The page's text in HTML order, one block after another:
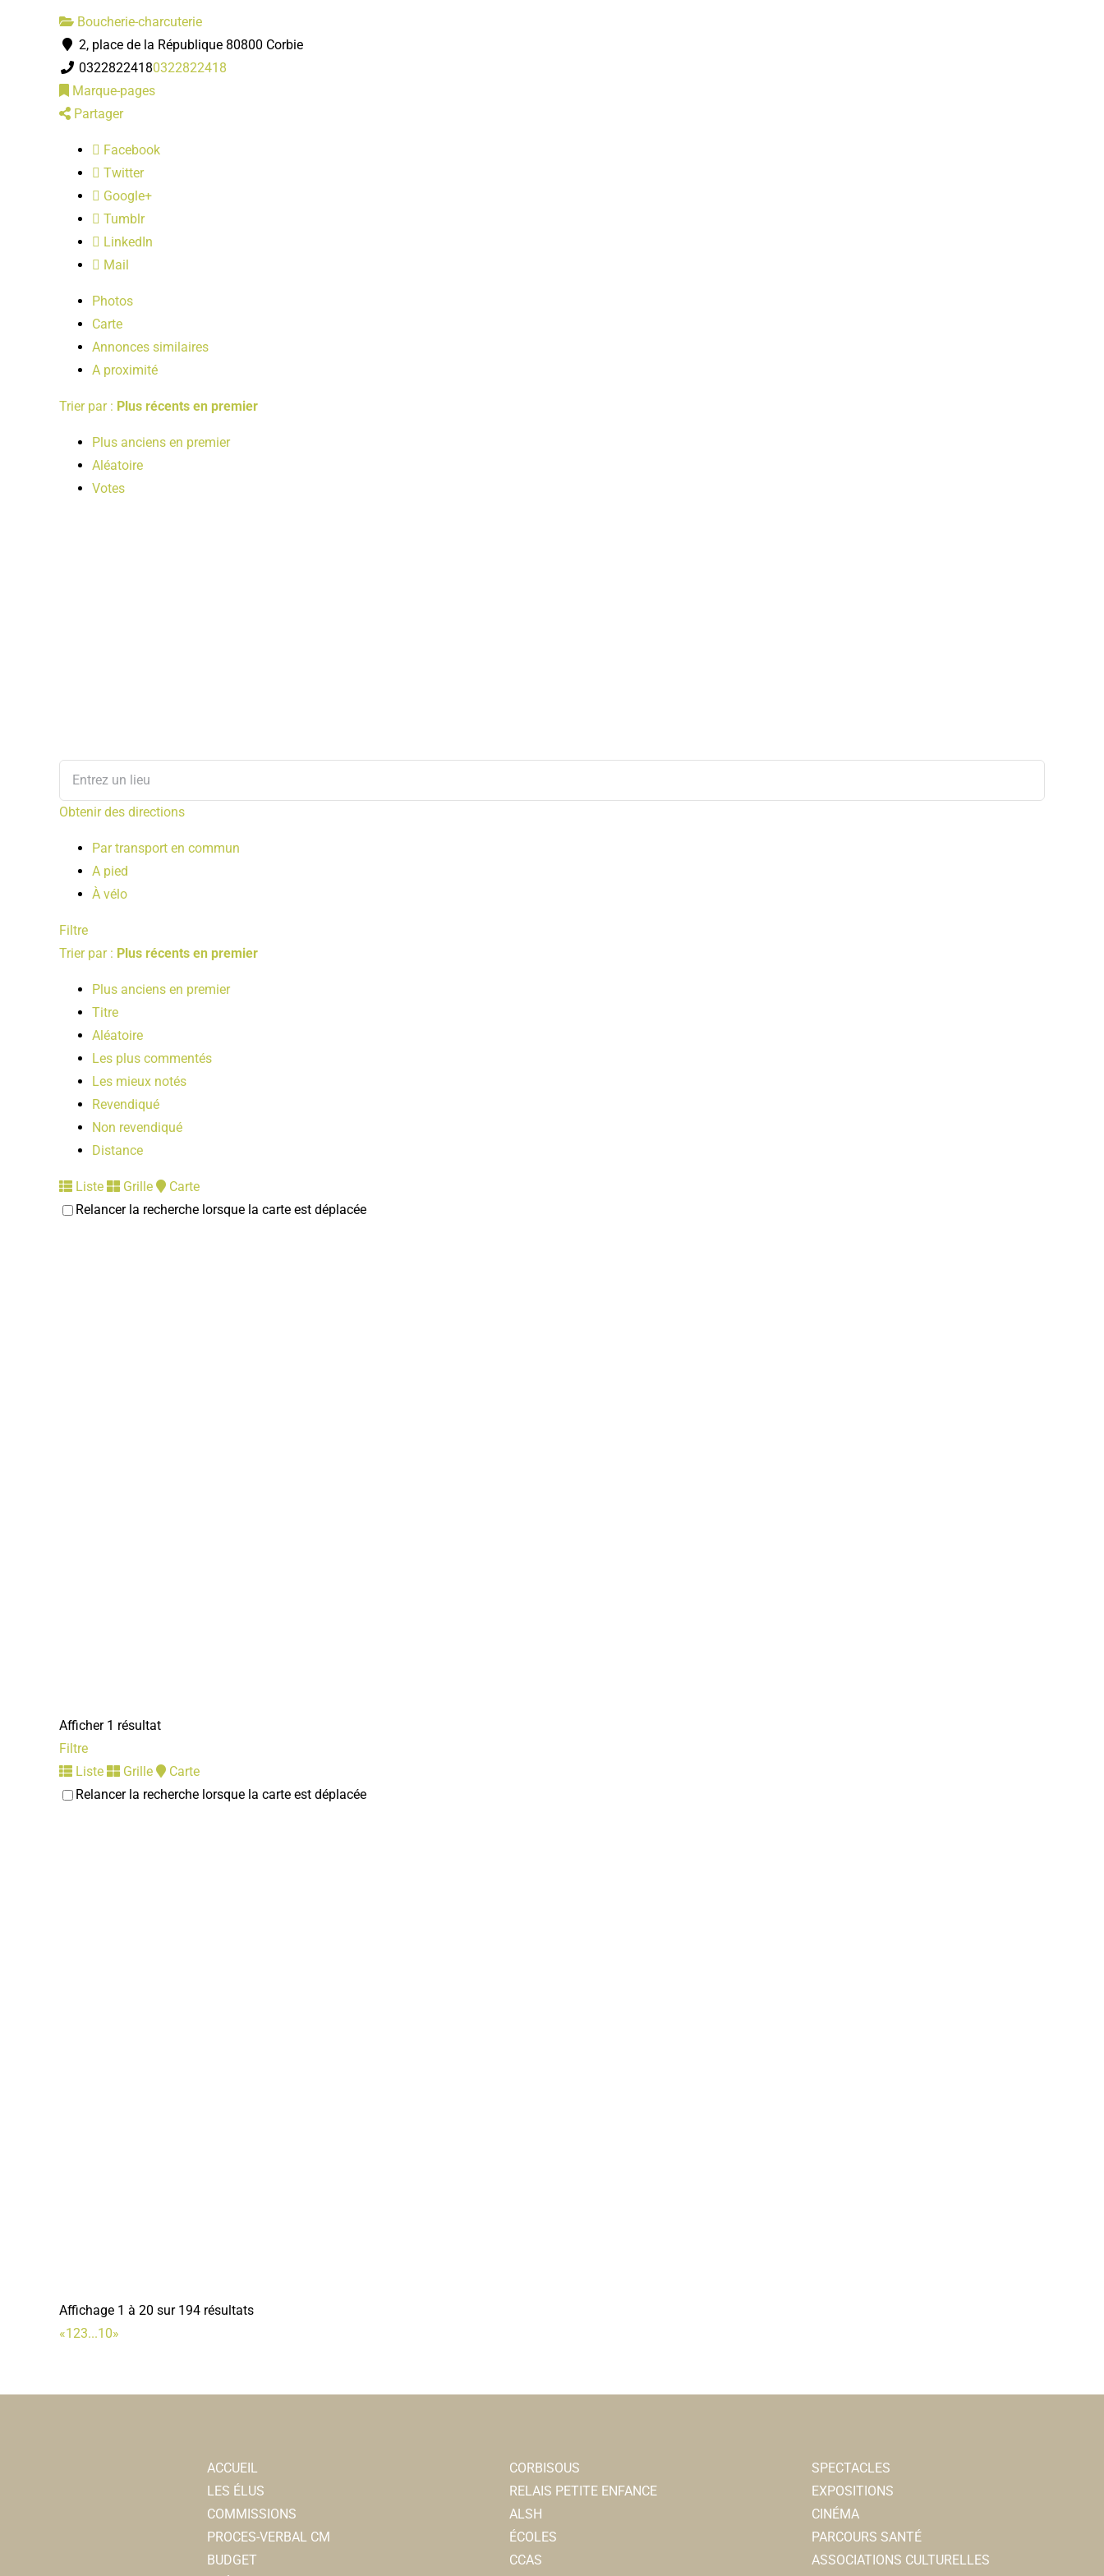
Boucherie-charcuterie
2, place de la République 80800 Corbie
03228224180322822418
Marque-pages
Partager
Facebook
Twitter
Google+
Tumblr
LinkedIn
Mail
Photos
Carte
Annonces similaires
A proximité
Trier par : Plus récents en premier
Plus anciens en premier
Aléatoire
Votes
Obtenir des directions
Par transport en commun
A pied
À vélo
Filtre
Trier par : Plus récents en premier
Plus anciens en premier
Titre
Aléatoire
Les plus commentés
Les mieux notés
Revendiqué
Non revendiqué
Distance
Liste Grille
Carte
Relancer la recherche lorsque la carte est déplacée
Afficher 1 résultat
Filtre
Liste
Grille
Carte
Relancer la recherche lorsque la carte est déplacée
Affichage 1 à 20 sur 194 résultats
«123...10»
ACCUEIL
LES ÉLUS
COMMISSIONS
PROCES-VERBAL CM
BUDGET
CORBISOUS
RELAIS PETITE ENFANCE
ALSH
ÉCOLES
CCAS
SPECTACLES
EXPOSITIONS
CINÉMA
PARCOURS SANTÉ
ASSOCIATIONS CULTURELLES